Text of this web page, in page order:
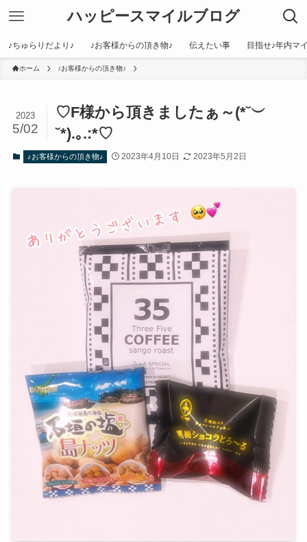
ハッピースマイルブログ
♪ちゅらりだより♪ ♪お客様からの頂き物♪ 伝えたい事 目指せ♪年内マ
ホーム ♪お客様からの頂き物♪
♡F様から頂きましたぁ～(*˘︶
˘*).｡.:*♡
2023
5/02
♪お客様からの頂き物♪ 2023年4月10日 2023年5月2日